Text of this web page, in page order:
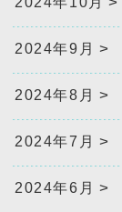
2024年9月
2024年8月
2024年7月
2024年6月